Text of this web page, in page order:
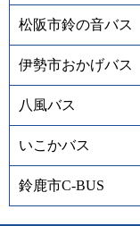
松阪市鈴の音バス
伊勢市おかげバス
八風バス
いこかバス
鈴鹿市C-BUS